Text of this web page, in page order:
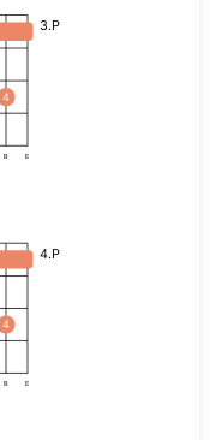
3.P
4
B E
4.P
4
B E